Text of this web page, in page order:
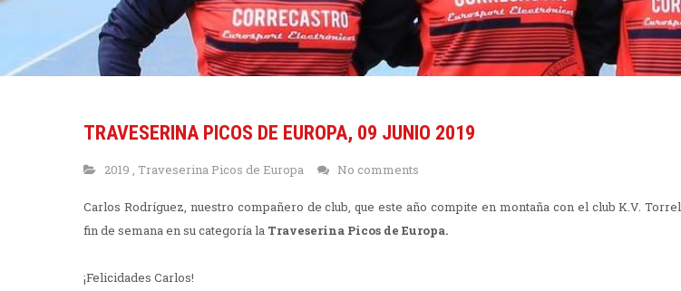
TRAVESERINA PICOS DE EUROPA, 09 JUNIO 2019
2019 , Traveserina Picos de Europa No comments
Carlos Rodríguez, nuestro compañero de club, que este año compite en montaña con el club K.V.
fin de semana en su categoría la Traveserina Picos de Europa.
¡Felicidades Carlos!